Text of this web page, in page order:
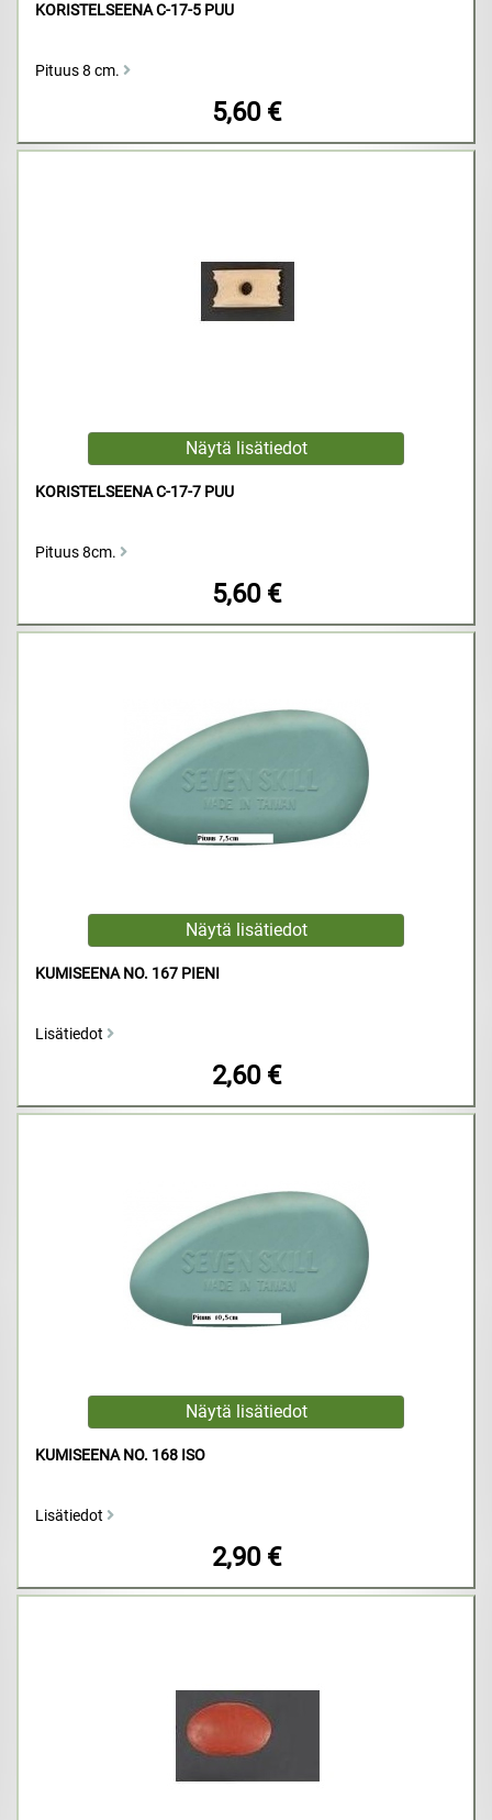
KORISTELSEENA C-17-5 PUU
Pituus 8 cm.
5,60 €
KORISTELSEENA C-17-7 PUU
Pituus 8cm.
5,60 €
KUMISEENA NO. 167 PIENI
Lisätiedot
2,60 €
KUMISEENA NO. 168 ISO
Lisätiedot
2,90 €